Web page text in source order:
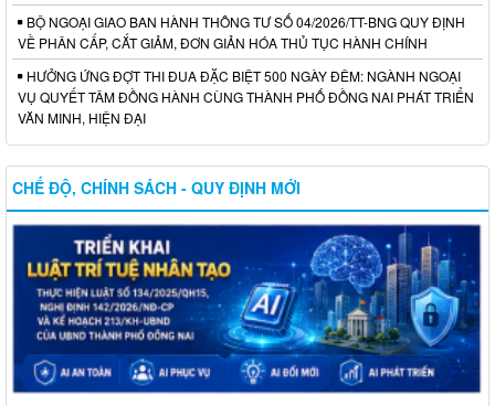
BỘ NGOẠI GIAO BAN HÀNH THÔNG TƯ SỐ 04/2026/TT-BNG QUY ĐỊNH
VỀ PHÂN CẤP, CẮT GIẢM, ĐƠN GIẢN HÓA THỦ TỤC HÀNH CHÍNH
HƯỞNG ỨNG ĐỢT THI ĐUA ĐẶC BIỆT 500 NGÀY ĐÊM: NGÀNH NGOẠI
VỤ QUYẾT TÂM ĐỒNG HÀNH CÙNG THÀNH PHỐ ĐỒNG NAI PHÁT TRIỂN
VĂN MINH, HIỆN ĐẠI
CHẾ ĐỘ, CHÍNH SÁCH - QUY ĐỊNH MỚI